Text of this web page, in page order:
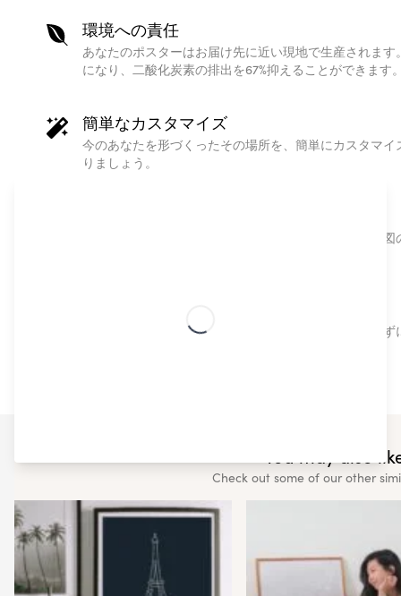
環境への責任
あなたのポスターはお届け先に近い現地で生産されま
になり、二酸化炭素の排出を67%抑えることができます
簡単なカスタマイズ
今のあなたを形づくったその場所を、簡単にカスタマ
りましょう。
高品質なオーダープリントのパーソナライズされた地
高品質でトレンドの北欧デザインは、プロの手も借り
You may also
Check out some of our other